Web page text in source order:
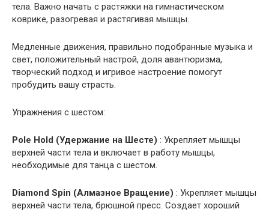
тела. Важно начать с растяжки на гимнастическом
коврике, разогревая и растягивая мышцы.
Медленные движения, правильно подобранные музыка и
свет, положительный настрой, доля авантюризма,
творческий подход и игривое настроение помогут
пробудить вашу страсть.
Упражнения с шестом:
Pole Hold (Удержание на Шесте) : Укрепляет мышцы
верхней части тела и включает в работу мышцы,
необходимые для танца с шестом.
Diamond Spin (Алмазное Вращение) : Укрепляет мышцы
верхней части тела, брюшной пресс. Создает хороший